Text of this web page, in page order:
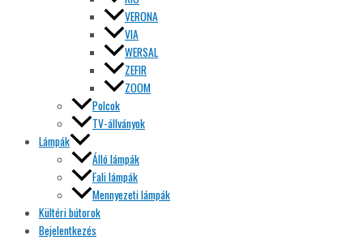
VERONA
VIA
WERSAL
ZEFIR
ZOOM
Polcok
TV-állványok
Lámpák
Álló lámpák
Fali lámpák
Mennyezeti lámpák
Kültéri bútorok
Bejelentkezés